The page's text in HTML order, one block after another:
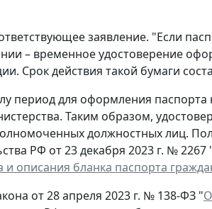
заявление. "Если
– временное удостоверение
Срок действия такой бумаги
период для оформления
Таким образом,
должностных лиц.
РФ от 23 декабря 2023 г. № 2267
описания бланка паспорта
от 28 апреля 2023 г. № 138-ФЗ "